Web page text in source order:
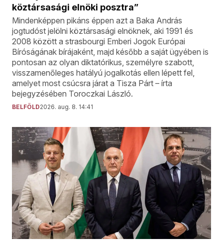
köztársasági elnöki posztra”
Mindenképpen pikáns éppen azt a Baka András
jogtudóst jelölni köztársasági elnöknek, aki 1991 és
2008 között a strasbourgi Emberi Jogok Európai
Bíróságának bírájaként, majd később a saját ügyében is
pontosan az olyan diktatórikus, személyre szabott,
visszamenőleges hatályú jogalkotás ellen lépett fel,
amelyet most csúcsra járat a Tisza Párt – írta
bejegyzésében Toroczkai László.
BELFÖLD2026. aug. 8. 14:41